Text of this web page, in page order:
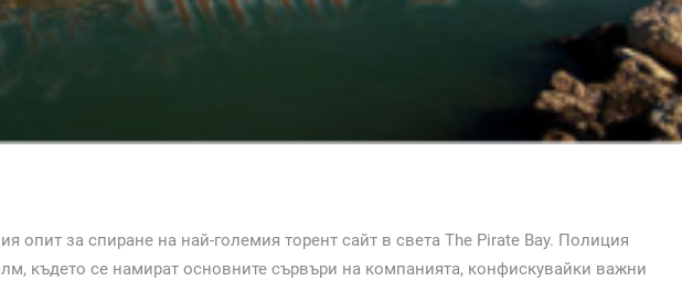
опит за спиране на най-големия торент сайт в света The Pirate Bay. Полиция
където се намират основните сървъри на компанията, конфискувайки важни